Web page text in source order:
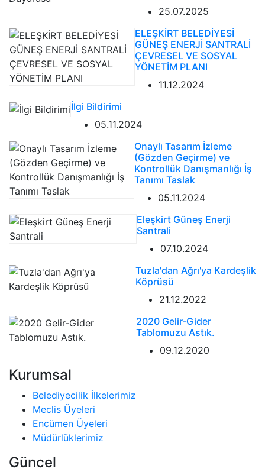
25.07.2025
ELEŞKİRT BELEDİYESİ
GÜNEŞ ENERJİ SANTRALİ
ÇEVRESEL VE SOSYAL
YÖNETİM PLANI
11.12.2024
İlgi Bildirimi
05.11.2024
Onaylı Tasarım İzleme
(Gözden Geçirme) ve
Kontrollük Danışmanlığı İş
Tanımı Taslak
05.11.2024
Eleşkirt Güneş Enerji
Santrali
07.10.2024
Tuzla'dan Ağrı'ya Kardeşlik
Köprüsü
21.12.2022
2020 Gelir-Gider
Tablomuzu Astık.
09.12.2020
Kurumsal
Belediyecilik İlkelerimiz
Meclis Üyeleri
Encümen Üyeleri
Müdürlüklerimiz
Güncel